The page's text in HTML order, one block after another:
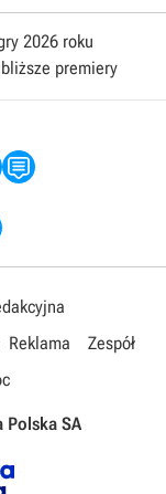
2026 roku
premiery
Reklama
Zespół
Polska SA